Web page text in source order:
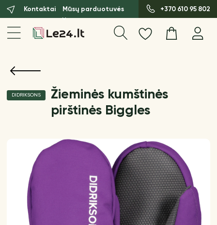
Kontaktai Mūsų parduotuvės +370 610 95 802
DIDRIKSONS
Žieminės kumštinės
pirštinės Biggles